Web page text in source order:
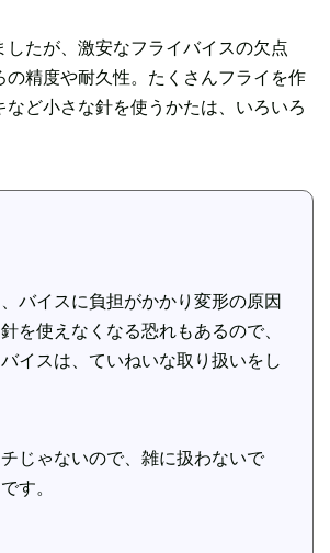
したが、激安なフライバイスの欠点
の精度や耐久性。たくさんフライを作
など小さな針を使うかたは、いろいろ
バイスに負担がかかり変形の原因
を使えなくなる恐れもあるので、
イスは、ていねいな取り扱いをし
チじゃないので、雑に扱わないで
す。